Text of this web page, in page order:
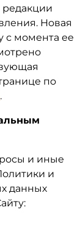
Новая
с момента ее
по
.
и иные
и
данных